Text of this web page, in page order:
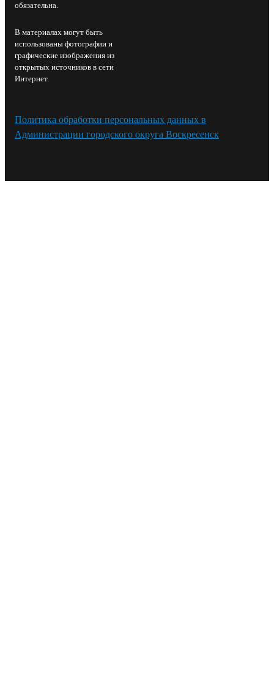
обязательна.
В материалах могут быть
использованы фотографии и
графические изображения из
открытых источников в сети
Интернет.
Политика обработки персональных данных в
Администрации городского округа Воскресенск